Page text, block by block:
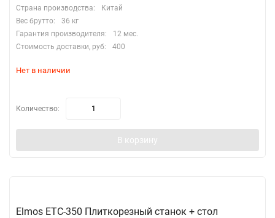
Страна производства:
Китай
Вес брутто:
36 кг
Гарантия производителя:
12 мес.
Стоимость доставки, руб:
400
Нет в наличии
Количество:
В корзину
Elmos ETC-350 Плиткорезный станок + стол